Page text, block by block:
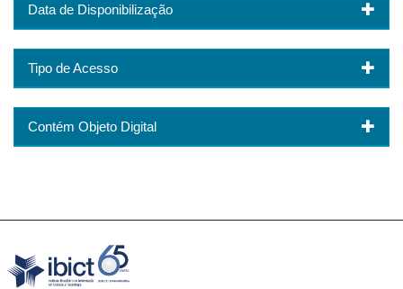
Data de Disponibilização
Tipo de Acesso
Contém Objeto Digital